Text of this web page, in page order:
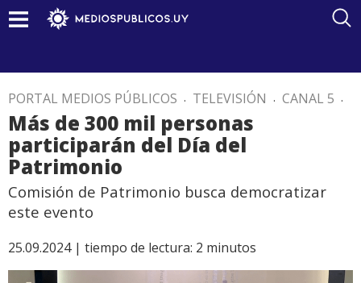
PORTAL MEDIOS PÚBLICOS . TELEVISIÓN . CANAL 5 .
Más de 300 mil personas
participarán del Día del
Patrimonio
Comisión de Patrimonio busca democratizar
este evento
25.09.2024 | tiempo de lectura: 2 minutos